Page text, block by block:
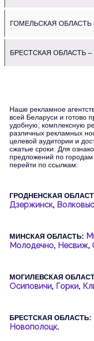
ГОМЕЛЬСКАЯ ОБЛАСТЬ –
БРЕСТСКАЯ ОБЛАСТЬ –
Наше рекламное
всей Беларуси и готово
удобную, комплексную
различных рекламных
целевой аудитории и
сжатые сроки. Для
предложений по
перейти по ссылкам:
ГРОДНЕНСКАЯ
Дзержинск,
МИНСКАЯ ОБЛАСТЬ:
Молодечно, Несвиж,
МОГИЛЕВСКАЯ
Осиповичи, Горки,
БРЕСТСКАЯ ОБЛАСТЬ:
Новополоцк.